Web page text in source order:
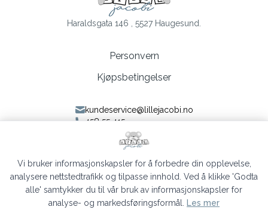
Haraldsgata 146 , 5527 Haugesund.
Personvern
Kjøpsbetingelser
kundeservice@lillejacobi.no
458 55 415
Følg oss på Facebook
Følg oss på Instagram
Vi bruker informasjonskapsler for å forbedre din opplevelse,
analysere nettstedtrafikk og tilpasse innhold. Ved å klikke 'Godta
alle' samtykker du til vår bruk av informasjonskapsler for
analyse- og markedsføringsformål.
Les mer